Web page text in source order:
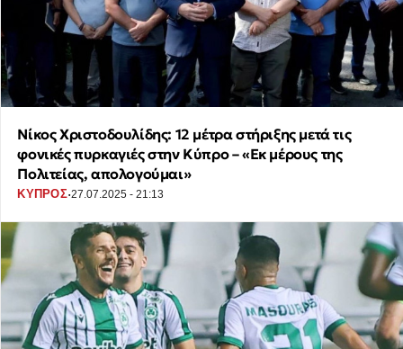
Νίκος Χριστοδουλίδης: 12 μέτρα στήριξης μετά τις
φονικές πυρκαγιές στην Κύπρο – «Εκ μέρους της
Πολιτείας, απολογούμαι»
ΚΥΠΡΟΣ·27.07.2025 - 21:13